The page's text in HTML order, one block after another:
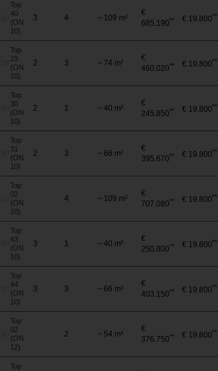
Top
40
(ON
10)
3 4 ~ 109 m²
€
685.190** € 19.800**
Top
29
(ON
10)
2 3 ~ 74 m²
€
460.020** € 19.800**
Top
30
(ON
10)
2 1 ~ 40 m²
€
245.850** € 19.800**
Top
31
(ON
10)
2 3 ~ 66 m²
€
395.670** € 19.800**
Top
02
(ON
10)
4 ~ 109 m²
€
707.080** € 19.800**
Top
43
(ON
10)
3 1 ~ 40 m²
€
250.800** € 19.800**
Top
44
(ON
10)
3 3 ~ 66 m²
€
403.150** € 19.800**
Top
02
(ON
12)
2 ~ 54 m²
€
376.750** € 19.800**
Top